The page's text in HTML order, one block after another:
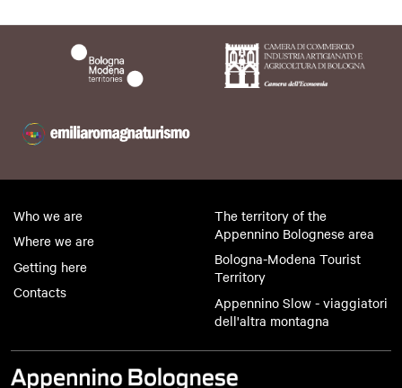
Who we are
Where we are
Getting here
Contacts
The territory of the
Appennino Bolognese area
Bologna-Modena Tourist
Territory
Appennino Slow - viaggiatori
dell'altra montagna